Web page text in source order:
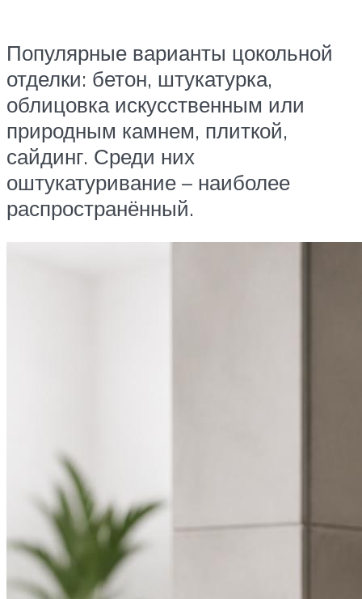
Популярные варианты цокольной
отделки: бетон, штукатурка,
облицовка искусственным или
природным камнем, плиткой,
сайдинг. Среди них
оштукатуривание – наиболее
распространённый.